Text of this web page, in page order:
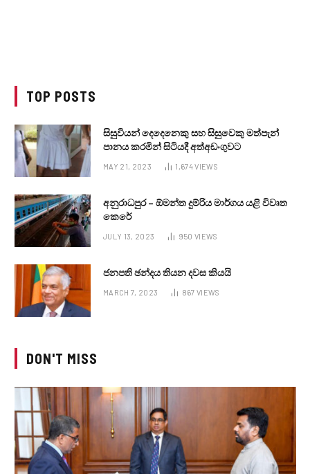
TOP POSTS
සිසුවියන් දෙදෙනෙකු සහ සිසුවෙකු මත්පැන්
පානය කරමින් සිටියදී අත්අඩංගුවට
MAY 21, 2023 1,674VIEWS
අනුරාධපුර – ඕමන්ත දුම්රිය මාර්ගය යළි විවෘත
කෙරේ
JULY 13, 2023 950 VIEWS
ජනපති ඡන්දය තියන දවස කියයි
MARCH 7, 2023 867 VIEWS
DON'T MISS